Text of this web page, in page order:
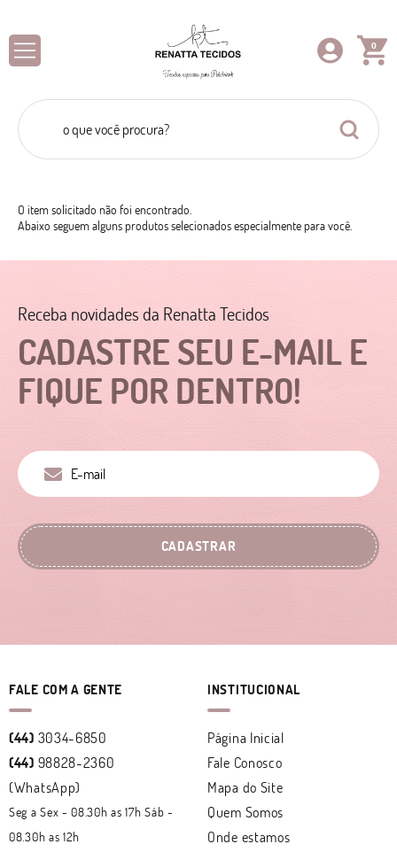
0
O item solicitado não foi encontrado.
Abaixo seguem alguns produtos selecionados especialmente para você.
CADASTRE SEU E-MAIL E
FIQUE POR DENTRO!
Receba novidades da Renatta Tecidos
CADASTRAR
FALE COM A GENTE
(44) 3034-6850
(44) 98828-2360
(WhatsApp)
Seg a Sex - 08.30h as 17h Sáb -
08.30h as 12h
INSTITUCIONAL
Página Inicial
Fale Conosco
Mapa do Site
Quem Somos
Onde estamos